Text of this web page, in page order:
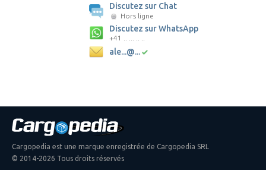
Discutez sur Chat
Hors ligne
Discutez sur WhatsApp
+41 .. ... .. ..
ale...@...
Cargopedia est une marque enregistrée de Cargopedia SRL
© 2014-2026 Tous droits réservés